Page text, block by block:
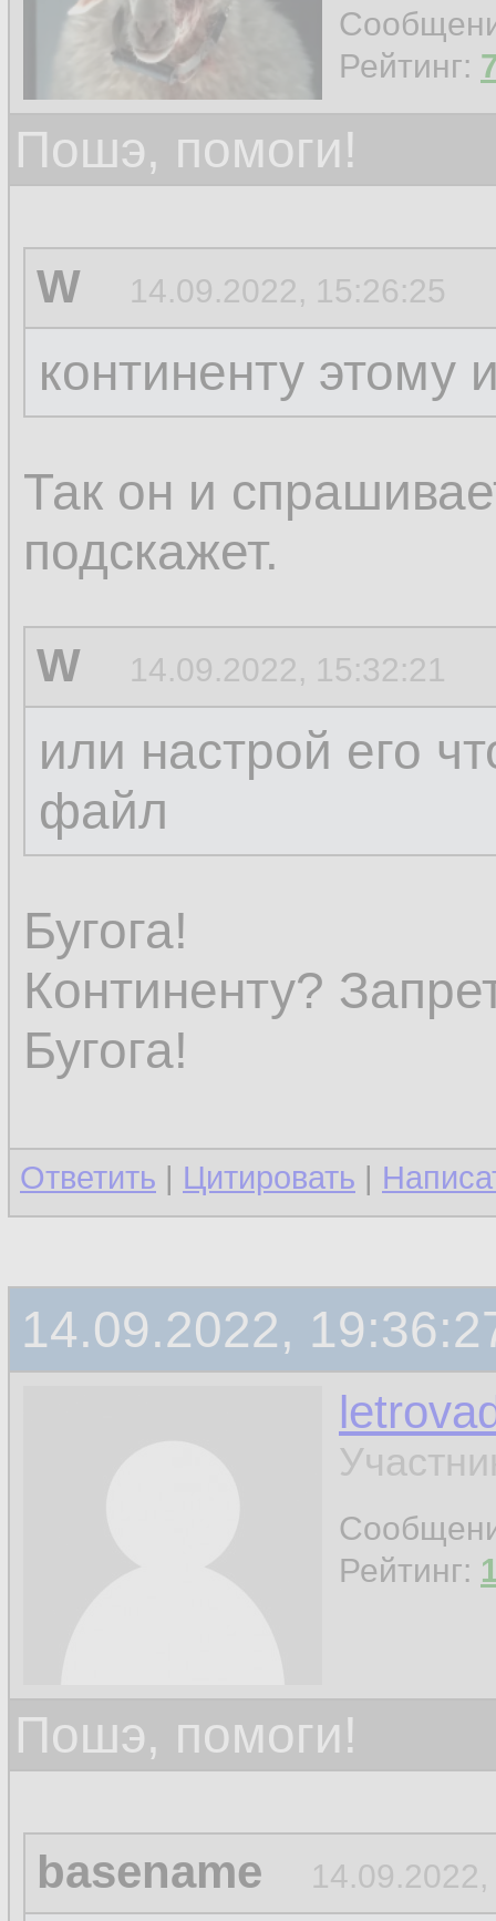
Рейтинг:
Пошэ, помоги!
W 14.09.2022, 15:26:25
континенту этому
Так он и
подскажет.
W 14.09.2022, 15:32:21
или настрой его
файл
Бугога!
Континенту?
Бугога!
Ответить | Цитировать |
14.09.2022,
Рейтинг:
Пошэ, помоги!
basename